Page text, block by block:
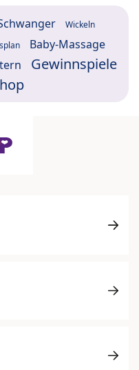
Wickeln
Baby-Massage
Gewinnspiele